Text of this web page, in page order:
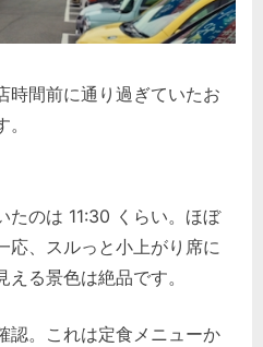
時間前に通り過ぎていたお
たのは 11:30 くらい。ほぼ
応、スルっと小上がり席に
る景色は絶品です。
認。これは定食メニューか